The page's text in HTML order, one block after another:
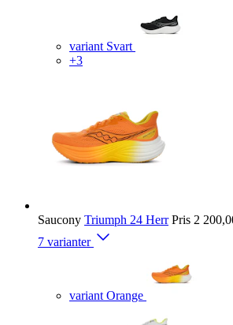
variant Svart
+3
Saucony Triumph 24 Herr Pris 2
7 varianter
variant Orange